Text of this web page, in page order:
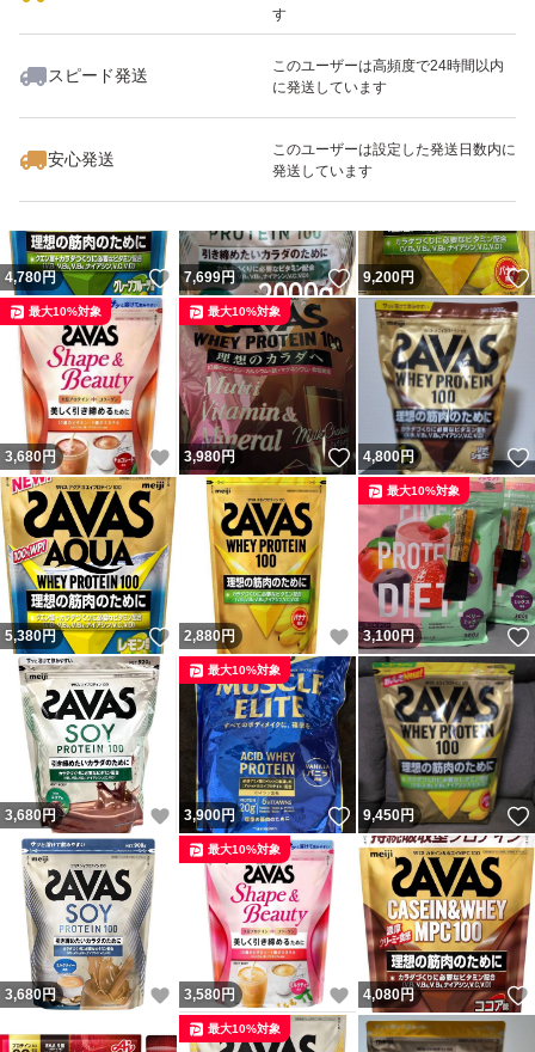
す
スピード発送
このユーザーは高頻度で24時間以内
に発送しています
安心発送
このユーザーは設定した発送日数内に
発送しています
いいね！
4,600
4,780円 いいね！
7,699円 いいね！
9,200円
3,680円 いいね！
最大10%対象
3,980円 いいね！
最大10%対象
4,800円
5,380円 いいね！
2,880円 いいね！
3,100円
最大10%対象
3,680円 いいね！
3,900円 いいね！
最大10%対象
9,450円
3,680円 いいね！
3,580円 いいね！
最大10%対象
4,080円
最大10%対象